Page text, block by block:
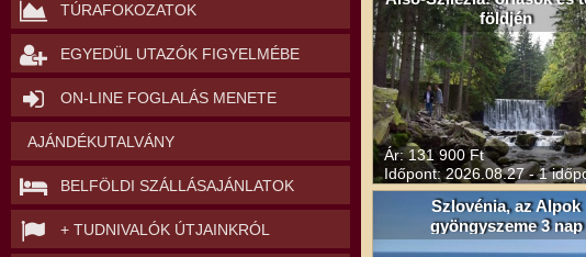
TÚRAFOKOZATOK
EGYEDÜL UTAZÓK FIGYELMÉBE
ON-LINE FOGLALÁS MENETE
AJÁNDÉKUTALVÁNY
BELFÖLDI SZÁLLÁSAJÁNLATOK
+ TUDNIVALÓK ÚTJAINKRÓL
földjén
Ár: 131 900 Ft
Időpont: 2026.08.27 - 1
Szlovénia, az Alpok
gyöngyszeme 3 nap